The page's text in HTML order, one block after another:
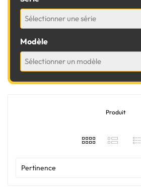
Sélectionner une série
Modèle
Sélectionner un modèle
Produit
Pertinence